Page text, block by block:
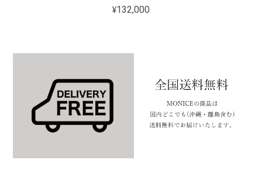
¥132,000